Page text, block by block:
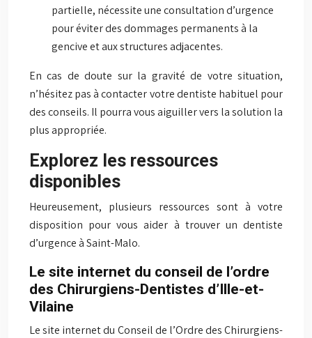
partielle, nécessite une consultation d’urgence
pour éviter des dommages permanents à la
gencive et aux structures adjacentes.
En cas de doute sur la gravité de votre situation,
n’hésitez pas à contacter votre dentiste habituel pour
des conseils. Il pourra vous aiguiller vers la solution la
plus appropriée.
Explorez les ressources
disponibles
Heureusement, plusieurs ressources sont à votre
disposition pour vous aider à trouver un dentiste
d’urgence à Saint-Malo.
Le site internet du conseil de l’ordre
des Chirurgiens-Dentistes d’Ille-et-
Vilaine
Le site internet du Conseil de l’Ordre des Chirurgiens-